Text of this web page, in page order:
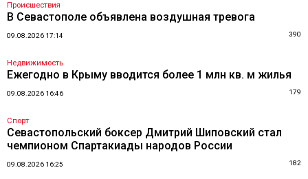
Происшествия
В Севастополе объявлена воздушная тревога
09.08.2026 17:14 390
Недвижимость
Ежегодно в Крыму вводится более 1 млн кв. м жилья
09.08.2026 16:46 179
Спорт
Севастопольский боксер Дмитрий Шиповский стал
чемпионом Спартакиады народов России
09.08.2026 16:25 182